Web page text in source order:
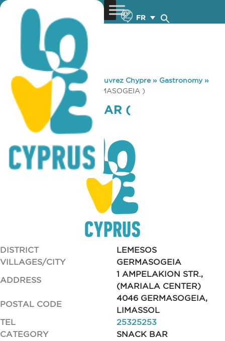
FR
You are here: Home »Découvrez Chypre» Gastronomy»
STEVIS SNACK BAR ( GERMASOGEIA )
STEVIS SNACK BAR (
GERMASOGEIA )
DISTRICT
LEMESOS
VILLAGES/CITY
GERMASOGEIA
ADDRESS
1 AMPELAKION STR.,
(MARIALA CENTER)
POSTAL CODE
4046 GERMASOGEIA,
LIMASSOL
TEL
25325253
CATEGORY
SNACK BAR